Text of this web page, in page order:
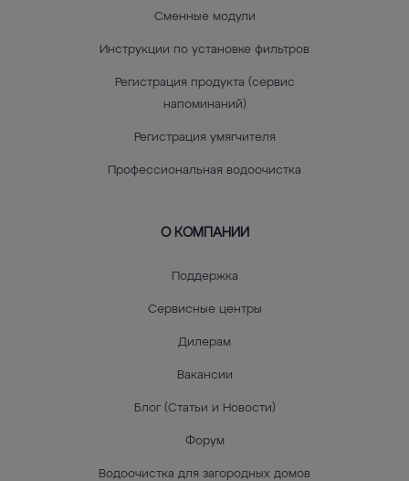
Сменные модули
Инструкции по установке фильтров
Регистрация продукта (сервис
напоминаний)
Регистрация умягчителя
Профессиональная водоочистка
О КОМПАНИИ
Поддержка
Сервисные центры
Дилерам
Вакансии
Блог (Статьи и Новости)
Форум
Водоочистка для загородных домов